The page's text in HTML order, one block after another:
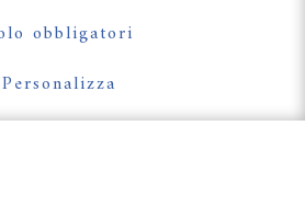
obbligatori
Personalizza